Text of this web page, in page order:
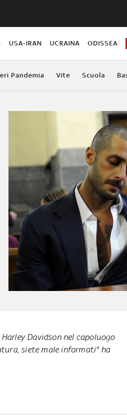
USA-IRAN UCRAINA ODISSEA
Pandemia Vite Scuola
Davidson nel capoluogo
siete male informati" ha